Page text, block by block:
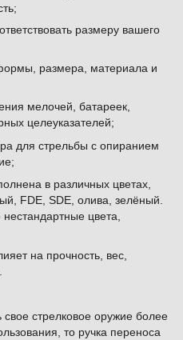
размеру вашего
размера, материала и
мелочей, батареек,
целеуказателей;
для стрельбы с опиранием
в различных цветах,
FDE, SDE, олива, зелёный.
цвета,
на прочность, вес,
стрелковое оружие более
то ручка переноса